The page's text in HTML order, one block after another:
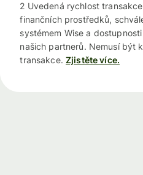
2 Uvedená rychlost
finančních prostředků,
systémem Wise a
našich partnerů. Nemusí být
transakce. Zjistěte více.